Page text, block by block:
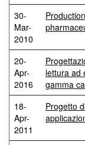
30-
Mar-
2010
20-
Apr-
2016
lettura ad
gamma
18-
Apr-
2011
Progetto